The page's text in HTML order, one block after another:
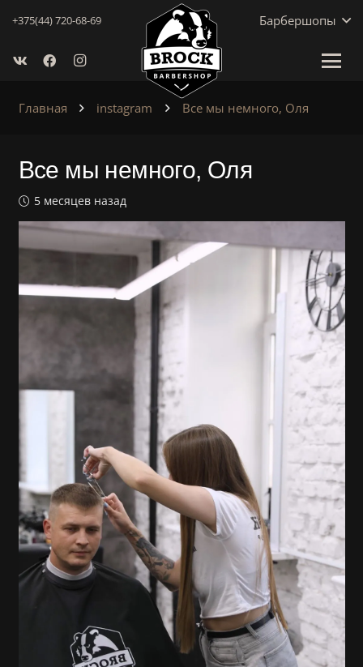
+375(44) 720-68-69 Барбершопы
Главная instagram Все мы немного, Оля
Все мы немного, Оля
5 месяцев назад